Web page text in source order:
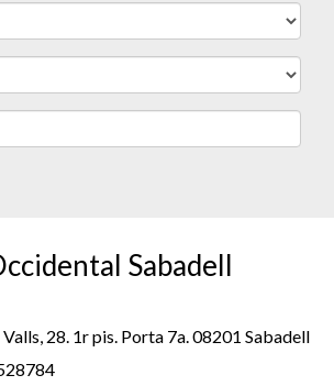
Sabadell
Valls, 28. 1r pis. Porta 7a. 08201 Sabadell